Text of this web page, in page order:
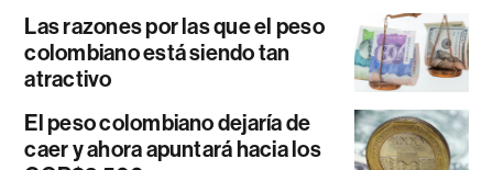
Las razones por las que el peso
colombiano está siendo tan
atractivo
El peso colombiano dejaría de
caer y ahora apuntará hacia los